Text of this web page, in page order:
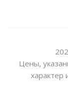
Цены,
характер